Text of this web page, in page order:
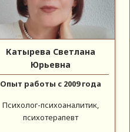
Катырева Светлана
Юрьевна
Опыт работы с 2009 года
Психолог-психоаналитик,
психотерапевт